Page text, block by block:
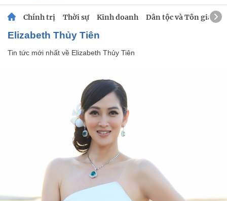
Chính trị Thời sự Kinh doanh Dân tộc và Tôn giáo
Elizabeth Thủy Tiên
Tin tức mới nhất về Elizabeth Thủy Tiên